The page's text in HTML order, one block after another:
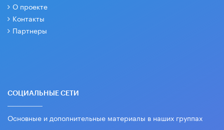
О проекте
Контакты
Партнеры
СОЦИАЛЬНЫЕ СЕТИ
Основные и дополнительные материалы в наших группах